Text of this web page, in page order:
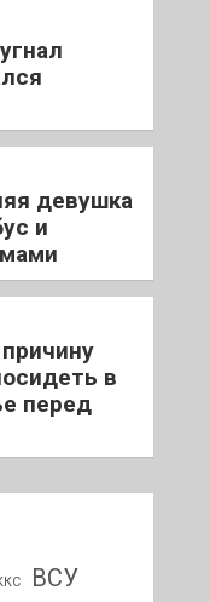
девушка
и
в
перед
ВСУ